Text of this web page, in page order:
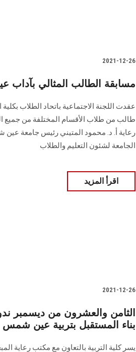
2021-12-26
مسابقة الطالب المثالي
طالب من طلاب الأقسام المختلفة من جميع
رعاية أ. د. محمود المتيني رئيس جامعة
الجامعة لشئون التعليم والطلاب
اقرأ المزيد
2021-12-26
الثامن والعشرون من ديسمبر
بناء المستقبل بتربية عين شمس
يسر كلية التربية بالتعاون مع مكتب رعاية